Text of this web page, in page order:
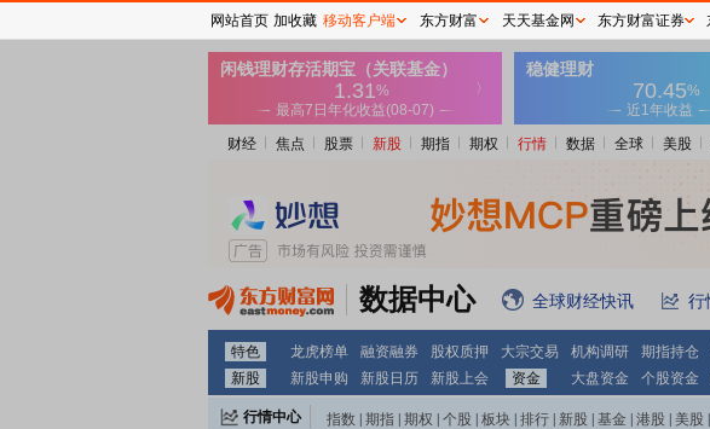
财经 焦点 股票 新股 期指 期权 行情 数据 全球 美股
数据中心 全球财经快讯 行
特色 龙虎榜单 融资融券 股权质押 大宗交易 机构调研 期指持仓
新股
新股申购 新股日历 新股上会 资金 大盘资金 个股资金
行情中心 指数 期指 期权 个股 板块 排行 新股 基金 港股 美股
网站首页 加收藏 移动客户端 东方财富 天天基金网 东方财富证券